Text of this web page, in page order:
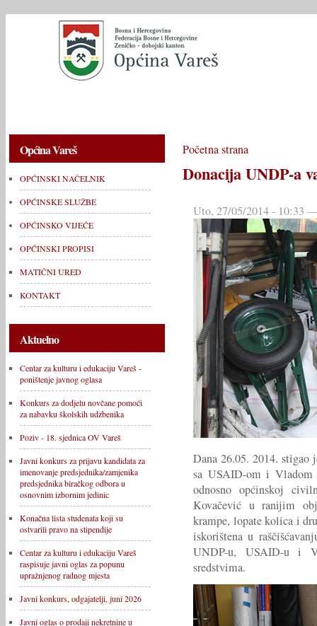
Općina Vareš
OPĆINSKI NAČELNIK
OPĆINSKE SLUŽBE
OPĆINSKO VIJEĆE
OPĆINSKI PROPISI
MATIČNI URED
KONTAKT
Aktuelno
Centar za kulturu i edukaciju Vareš -
poništenje javnog oglasa
Konkurs za dodjelu novčane pomoći
za nabavku školskih udžbenika
Poziv - 18. sjednica OV Vareš
Javni konkurs za prijavu kandidata za
imenovanje predsjednika/zamjenika
predsjednika biračkog odbora u
osnovnim izbornim jedinic
Konačna lista studenata koji su
ostvarili pravo na stipendije
Centar za kulturu i edukaciju Vareš
raspisuje javni oglas za popunu
upražnjenog radnog mjesta
Javni konkurs, odgajatelji, juni 2026
Javni oglas o prodaji nekretnine u
Početna strana
Donacija UNDP-a
Uto, 27/05/2014 - 10:33
Dana 26.05. 2014.
sa USAID-om i Vladom
odnosno općinskoj
Kovačević u ranijim
krampe, lopate kolica i
iskorištena u
UNDP-u, USAID-u i
sredstvima.